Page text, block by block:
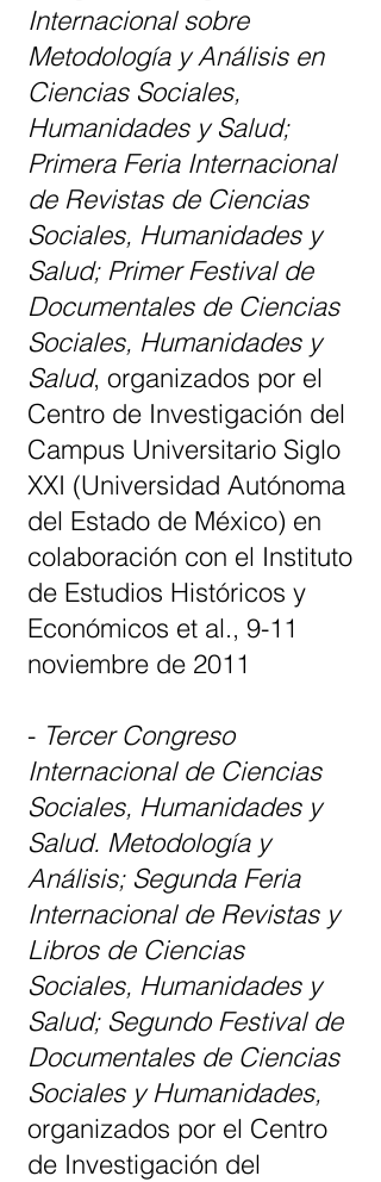
Internacional sobre
Metodología y Análisis en
Ciencias Sociales,
Humanidades y Salud;
Primera Feria Internacional
de Revistas de Ciencias
Sociales, Humanidades y
Salud; Primer Festival de
Documentales de Ciencias
Sociales, Humanidades y
Salud, organizados por el
Centro de Investigación del
Campus Universitario Siglo
XXI (Universidad Autónoma
del Estado de México) en
colaboración con el Instituto
de Estudios Históricos y
Económicos et al., 9-11
noviembre de 2011
- Tercer Congreso
Internacional de Ciencias
Sociales, Humanidades y
Salud. Metodología y
Análisis; Segunda Feria
Internacional de Revistas y
Libros de Ciencias
Sociales, Humanidades y
Salud; Segundo Festival de
Documentales de Ciencias
Sociales y Humanidades,
organizados por el Centro
de Investigación del